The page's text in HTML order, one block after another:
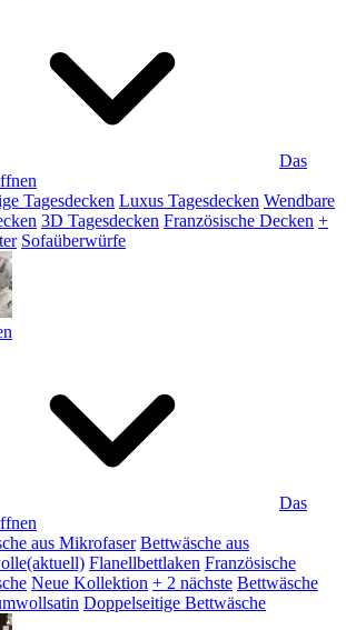
Das
Tagesdecken Luxus Tagesdecken Wendbare
3D Tagesdecken Französische Decken +
Sofaüberwürfe
Das
aus Mikrofaser Bettwäsche aus
(aktuell) Flanellbettlaken Französische
Neue Kollektion + 2 nächste Bettwäsche
Doppelseitige Bettwäsche